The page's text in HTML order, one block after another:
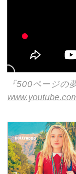
『500ページの